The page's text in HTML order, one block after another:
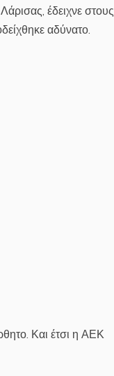
έδειχνε στους
αδύνατο.
Και έτσι η ΑΕΚ